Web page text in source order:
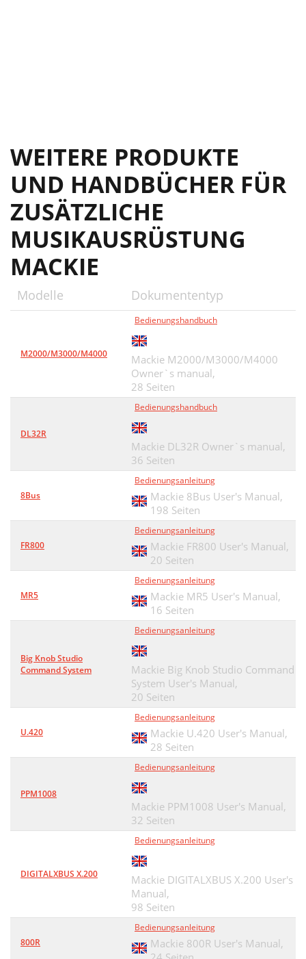
WEITERE PRODUKTE
UND HANDBÜCHER FÜR
ZUSÄTZLICHE
MUSIKAUSRÜSTUNG
MACKIE
Modelle Dokumententyp
M2000/M3000/M4000
Bedienungshandbuch
Mackie M2000/M3000/M4000
Owner`s manual,
28 Seiten
DL32R
Bedienungshandbuch
Mackie DL32R Owner`s manual,
36 Seiten
8Bus
Bedienungsanleitung
Mackie 8Bus User's Manual,
198 Seiten
FR800
Bedienungsanleitung
Mackie FR800 User's Manual,
20 Seiten
MR5
Bedienungsanleitung
Mackie MR5 User's Manual,
16 Seiten
Big Knob Studio
Command System
Bedienungsanleitung
Mackie Big Knob Studio Command
System User's Manual,
20 Seiten
U.420
Bedienungsanleitung
Mackie U.420 User's Manual,
28 Seiten
PPM1008
Bedienungsanleitung
Mackie PPM1008 User's Manual,
32 Seiten
DIGITALXBUS X.200
Bedienungsanleitung
Mackie DIGITALXBUS X.200 User's
Manual,
98 Seiten
800R
Bedienungsanleitung
Mackie 800R User's Manual,